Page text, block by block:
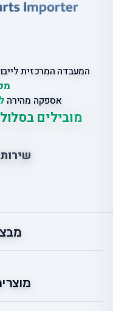
המעבדה המרכזית
אספקה מהירה